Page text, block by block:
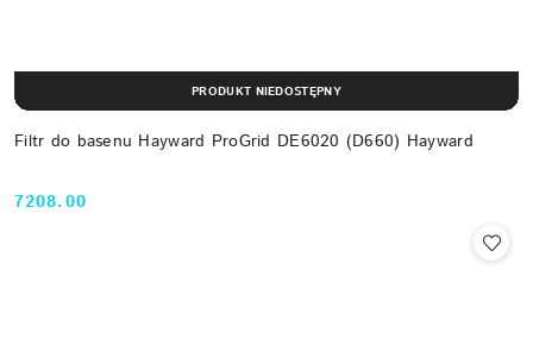
Filtr do basenu Hayward ProGrid DE6020 (D660) Hayward
Cena:
7208.00
PRODUKT NIEDOSTĘPNY